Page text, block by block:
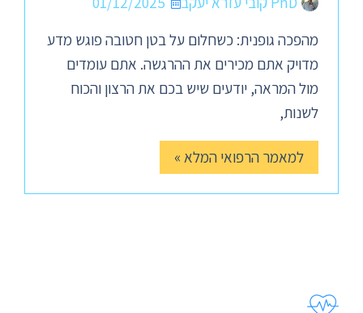
מהפכה גופנית: כשחלום על בטן חטובה פוגש מדע
מדויק אתם מכירים את ההרגשה. אתם עומדים
מול המראה, יודעים שיש בכם את הרצון והכוח
לשנות,
למאמר הרפואי המלא »